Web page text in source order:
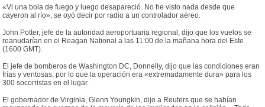
«Vi una bola de fuego y luego desapareció. No he visto nada desde que
cayeron al río», se oyó decir por radio a un controlador aéreo.
John Potter, jefe de la autoridad aeroportuaria regional, dijo que los vuelos se
reanudarían en el Reagan National a las 11:00 de la mañana hora del Este
(1600 GMT).
El jefe de bomberos de Washington DC, Donnelly, dijo que las condiciones eran
frías y ventosas, por lo que la operación era «extremadamente dura» para los
300 socorristas en el lugar.
El gobernador de Virginia, Glenn Youngkin, dijo a Reuters que se habían